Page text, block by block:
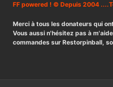
FF powered ! © Depuis 2004
Merci à tous les donateurs qui
Vous aussi n'hésitez pas à
commandes sur Restorpinball,